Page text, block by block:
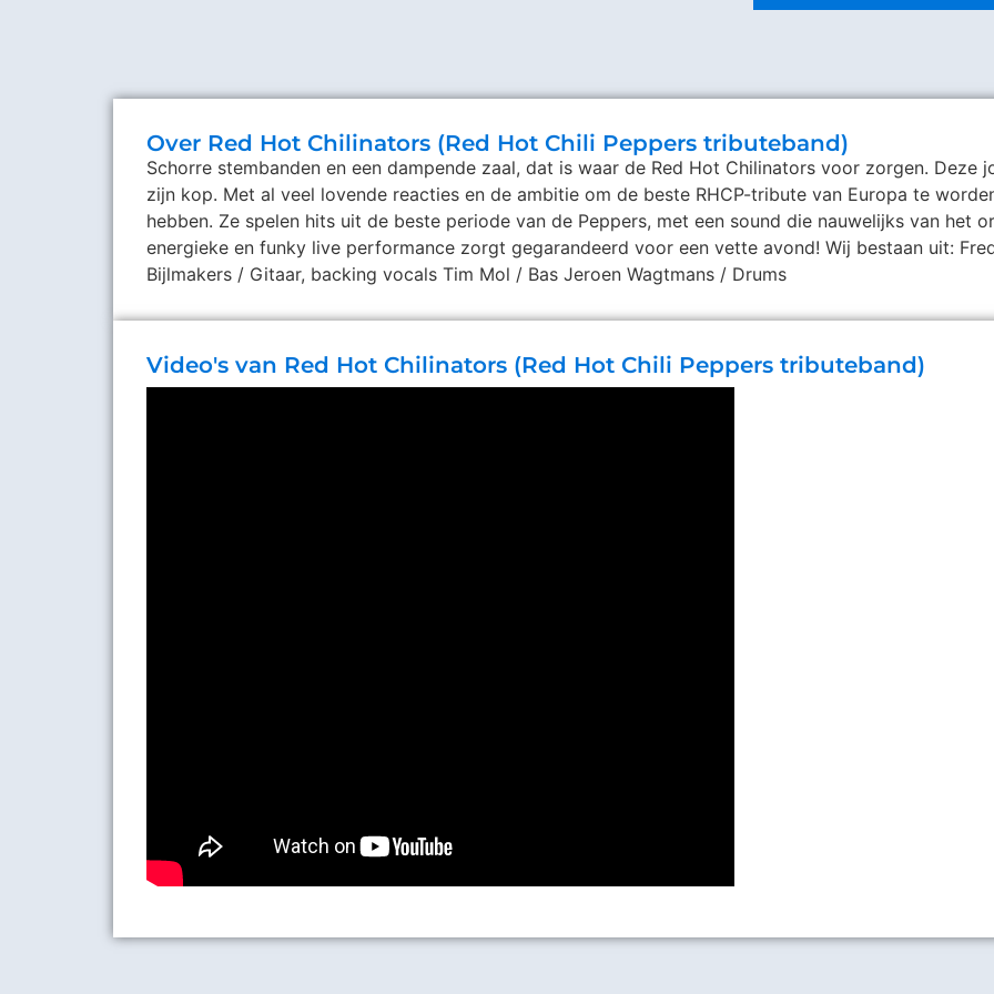
Over Red Hot Chilinators (Red Hot Chili Peppers tributeband)
Schorre stembanden en een dampende zaal, dat is waar de Red Hot Chilinators voor zorgen. Deze
zijn kop. Met al veel lovende reacties en de ambitie om de beste RHCP-tribute van Europa te
hebben. Ze spelen hits uit de beste periode van de Peppers, met een sound die nauwelijks van het
energieke en funky live performance zorgt gegarandeerd voor een vette avond! Wij bestaan uit:
Bijlmakers / Gitaar, backing vocals Tim Mol / Bas Jeroen Wagtmans / Drums
Video's van Red Hot Chilinators (Red Hot Chili Peppers tributeband)